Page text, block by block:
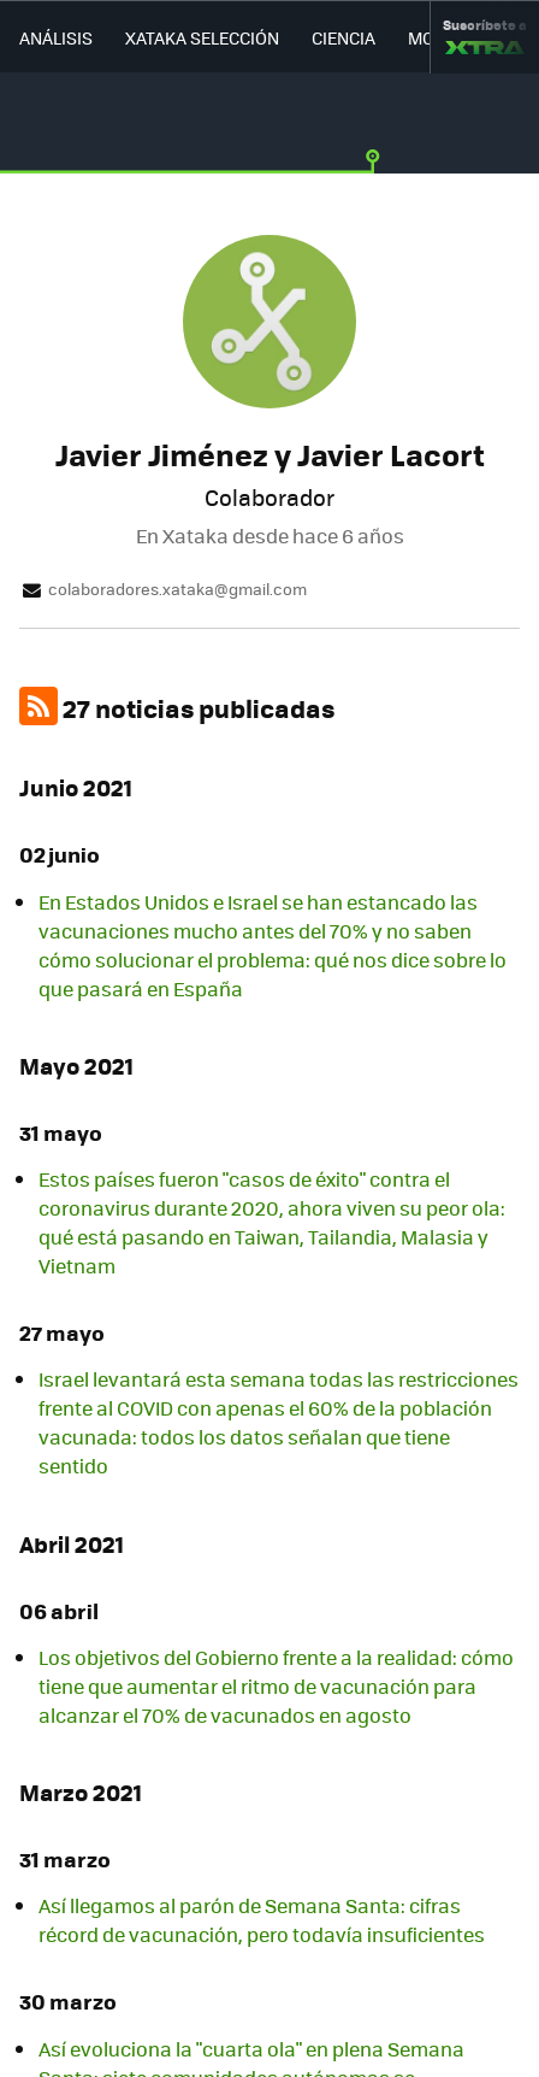
ANÁLISIS XATAKA SELECCIÓN CIENCIA MOVILIDAD
Suscríbete a
Javier Jiménez y Javier Lacort
Colaborador
En Xataka desdehace 6 años
colaboradores.xataka@gmail.com
27 noticias publicadas
Junio 2021
02 junio
En Estados Unidos e Israel se han estancado las
vacunaciones mucho antes del 70% y no saben
cómo solucionar el problema: qué nos dice sobre lo
que pasará en España
Mayo 2021
31 mayo
Estos países fueron "casos de éxito" contra el
coronavirus durante 2020, ahora viven su peor ola:
qué está pasando en Taiwan, Tailandia, Malasia y
Vietnam
27 mayo
Israel levantará esta semana todas las restricciones
frente al COVID con apenas el 60% de la población
vacunada: todos los datos señalan que tiene
sentido
Abril 2021
06 abril
Los objetivos del Gobierno frente a la realidad: cómo
tiene que aumentar el ritmo de vacunación para
alcanzar el 70% de vacunados en agosto
Marzo 2021
31 marzo
Así llegamos al parón de Semana Santa: cifras
récord de vacunación, pero todavía insuficientes
30 marzo
Así evoluciona la "cuarta ola" en plena Semana